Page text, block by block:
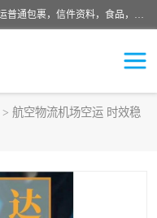
武汉本泰航空服务有限公司，专业服务航空托运普通包裹，信件资料，食品，服装，快消品等运输的专线空运，完善的网络服务确保为客户提供准确、*、安全的“门对门”服务，本着“诚信为本、精诚合作”的服务宗旨.“以安全运输为保障，以运价合理要求市场”的经营理念。武汉机场货运、武汉航空物流、武汉空运、武汉天河国际机场东方、南方、国际航空、机场空运业务覆盖国内二三线机场城市，如：武汉-敦煌、武汉-柳州等
> 航空物流机场空运 时效稳